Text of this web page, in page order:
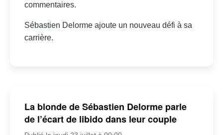
commentaires.
Sébastien Delorme ajoute un nouveau défi à sa
carrière.
La blonde de Sébastien Delorme parle
de l’écart de libido dans leur couple